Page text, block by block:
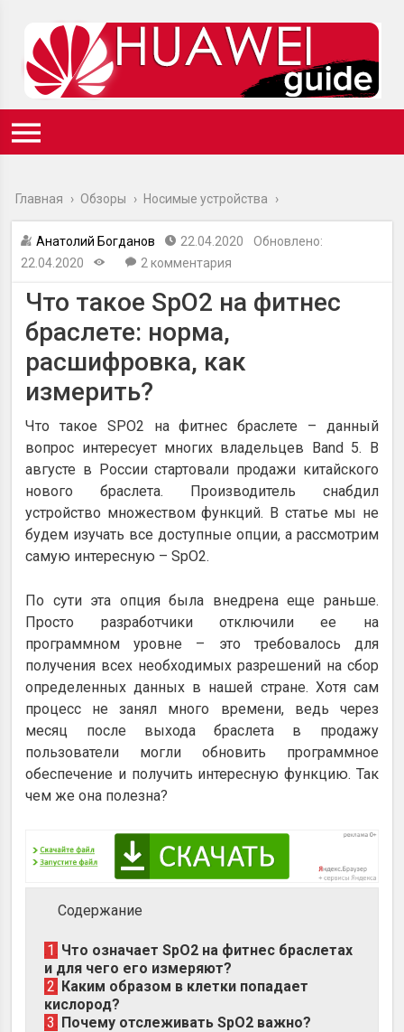
Главная › Обзоры › Носимые устройства ›
Анатолий Богданов 22.04.2020
Обновлено:
22.04.2020
2 комментария
Что такое SpO2 на фитнес
браслете: норма,
расшифровка, как
измерить?
Что такое SPO2 на фитнес браслете – данный
вопрос интересует многих владельцев Band 5. В
августе в России стартовали продажи китайского
нового браслета. Производитель снабдил
устройство множеством функций. В статье мы не
будем изучать все доступные опции, а рассмотрим
самую интересную – SpO2.
По сути эта опция была внедрена еще раньше.
Просто разработчики отключили ее на
программном уровне – это требовалось для
получения всех необходимых разрешений на сбор
определенных данных в нашей стране. Хотя сам
процесс не занял много времени, ведь через
месяц после выхода браслета в продажу
пользователи могли обновить программное
обеспечение и получить интересную функцию. Так
чем же она полезна?
Содержание
1 Что означает SpO2 на фитнес браслетах
и для чего его измеряют?
2 Каким образом в клетки попадает
кислород?
3 Почему отслеживать SpO2 важно?